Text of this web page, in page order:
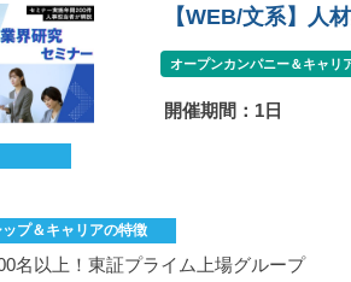
【WEB/文系】人
オープンカンパニー＆キャリ
開催期間：1日
プ＆キャリアの特徴
名以上！東証プライム上場グループ